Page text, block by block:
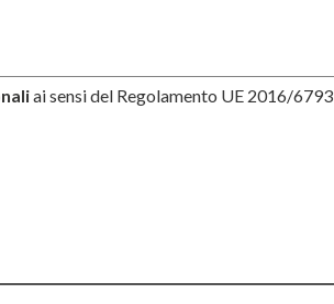
ai sensi del Regolamento UE 2016/6793